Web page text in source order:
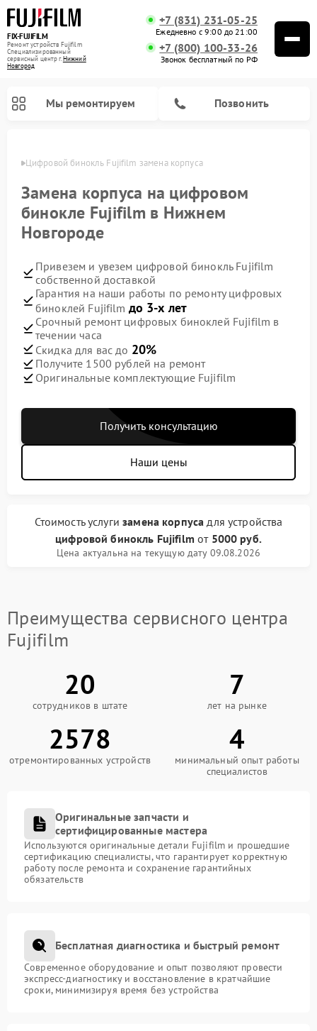
FIX-FUJIFILM
Ремонт устройств Fujifilm
Специализированный
cервисный центр г.Нижний
Новгород
+7 (831) 231-05-25
Ежедневно с 9:00 до 21:00
+7 (800) 100-33-26
Звонок бесплатный по РФ
Мы ремонтируем Позвонить
Цифровой бинокль Fujifilm замена корпуса
Замена корпуса на цифровом
бинокле Fujifilm в Нижнем
Новгороде
Привезем и увезем цифровой бинокль Fujifilm
собственной доставкой
Гарантия на наши работы по ремонту цифровых
биноклей Fujifilm до 3-х лет
Срочный ремонт цифровых биноклей Fujifilm в
течении часа
Скидка для вас до 20%
Получите 1500 рублей на ремонт
Оригинальные комплектующие Fujifilm
Получить консультацию
Наши цены
Стоимость услугизамена корпуса для устройства
цифровой бинокль Fujifilm от 5000 руб.
Цена актуальна на текущую дату 09.08.2026
Преимущества сервисного центра
Fujifilm
20
сотрудников в штате
7
лет на рынке
2578
отремонтированных устройств
4
минимальный опыт работы
специалистов
Оригинальные запчасти и
сертифицированные мастера
Используются оригинальные детали Fujifilm и прошедшие
сертификацию специалисты, что гарантирует корректную
работу после ремонта и сохранение гарантийных
обязательств
Бесплатная диагностика и быстрый ремонт
Современное оборудование и опыт позволяют провести
экспресс-диагностику и восстановление в кратчайшие
сроки, минимизируя время без устройства